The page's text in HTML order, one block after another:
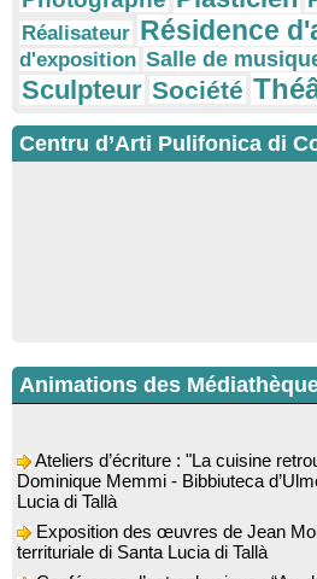
Réalisateur Résidence
d'exposition Salle de
Sculpteur Société
Centru d’Arti Pulifonica di
Animations des
Dominique Memmi - Bibbiuteca
Lucia di Tallà
territuriale di Santa Lucia di Tallà